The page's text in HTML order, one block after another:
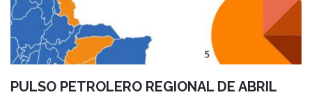
PULSO PETROLERO REGIONAL DE ABRIL